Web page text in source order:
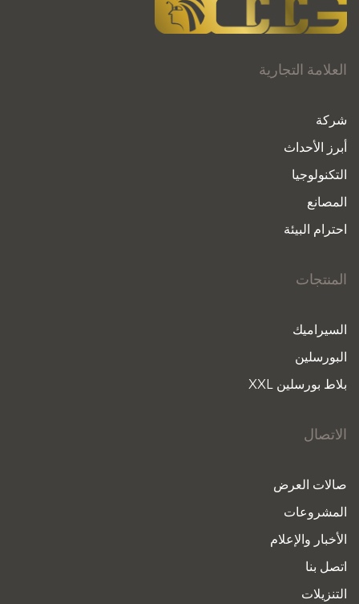
العلامة التجارية
شركة
أبرز الأحداث
التكنولوجيا
المصانع
احترام البيئة
المنتجات
السيراميك
البورسلين
بلاط بورسلين XXL
الاتصال
صالات العرض
المشروعات
الأخبار والإعلام
اتصل بنا
التنزيلات